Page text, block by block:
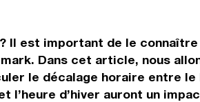
Il est important de le
Dans cet article, nous
le décalage horaire entre le
l’heure d’hiver auront un